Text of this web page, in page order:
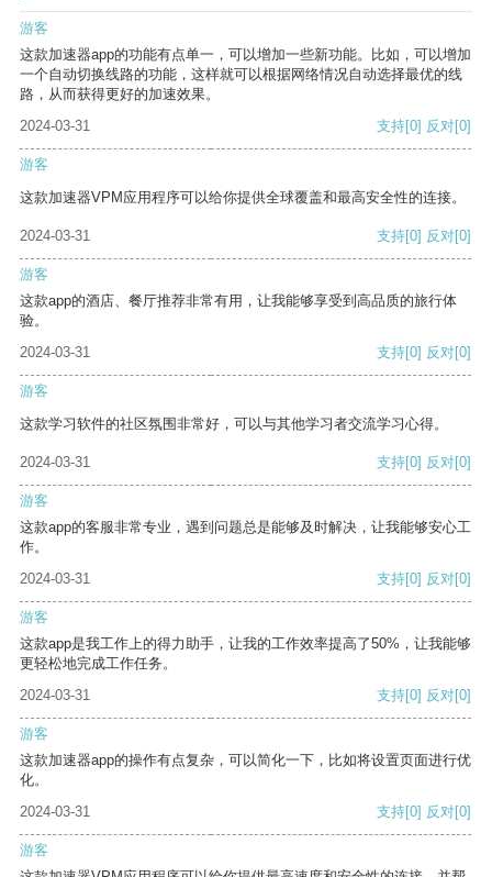
游客
这款加速器app的功能有点单一，可以增加一些新功能。比如，可以增加
一个自动切换线路的功能，这样就可以根据网络情况自动选择最优的线
路，从而获得更好的加速效果。
2024-03-31
支持[0] 反对[0]
游客
这款加速器VPM应用程序可以给你提供全球覆盖和最高安全性的连接。
2024-03-31 支持[0] 反对[0]
游客
这款app的酒店、餐厅推荐非常有用，让我能够享受到高品质的旅行体
验。
2024-03-31
支持[0] 反对[0]
游客
这款学习软件的社区氛围非常好，可以与其他学习者交流学习心得。
2024-03-31 支持[0] 反对[0]
游客
这款app的客服非常专业，遇到问题总是能够及时解决，让我能够安心工
作。
2024-03-31
支持[0] 反对[0]
游客
这款app是我工作上的得力助手，让我的工作效率提高了50%，让我能够
更轻松地完成工作任务。
2024-03-31
支持[0] 反对[0]
游客
这款加速器app的操作有点复杂，可以简化一下，比如将设置页面进行优
化。
2024-03-31
支持[0] 反对[0]
游客